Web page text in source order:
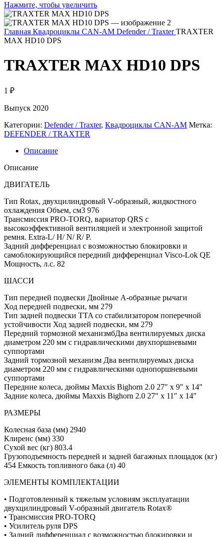
Нажмите, чтобы увеличить
Главная Квадроциклы CAN-AM Defender / TraxterTRAXTER
MAX HD10 DPS
TRAXTER MAX HD10 DPS
1 ₽
Выпуск 2020
Категории: Defender / Traxter, Квадроциклы CAN-AM Метка:
DEFENDER / TRAXTER
Описание
Описание
ДВИГАТЕЛЬ
Тип Rotax, двухцилиндровый V-образный, жидкостного
охлаждения Объем, см3 976
Трансмиссия PRO-TORQ, вариатор QRS с
высокоэффективной вентиляцией и электронной защитой
ремня. Extra-L/ H/ N/ R/ P.
Задний дифференциал с возможностью блокировки и
самоблокирующийся передний дифференциал Visco-Lok QE
Мощность, л.с. 82
ШАССИ
Тип передней подвески Двойные А-образные рычаги
Ход передней подвески, мм 279
Тип задней подвески TTA со стабилизатором поперечной
устойчивости Ход задней подвески, мм 279
Передний тормозной механизмбДва вентилируемых диска
диаметром 220 мм с гидравлическими двухпоршневыми
суппортами
Задний тормозной механизм Два вентилируемых диска
диаметром 220 мм с гидравлическими однопоршневыми
суппортами
Передние колеса, дюймы Maxxis Bighorn 2.0 27″ x 9″ x 14″
Задние колеса, дюймы Maxxis Bighorn 2.0 27″ x 11″ x 14″
РАЗМЕРЫ
Колесная база (мм) 2940
Клиренс (мм) 330
Сухой вес (кг) 803.4
Грузоподъемность передней и задней багажных площадок (кг)
454 Емкость топливного бака (л) 40
ЭЛЕМЕНТЫ КОМПЛЕКТАЦИИ
• Подготовленный к тяжелым условиям эксплуатации
двухцилиндровый V-образный двигатель Rotax®
• Трансмиссия PRO-TORQ
• Усилитель руля DPS
• Задний дифференциал с возможностью блокировки и